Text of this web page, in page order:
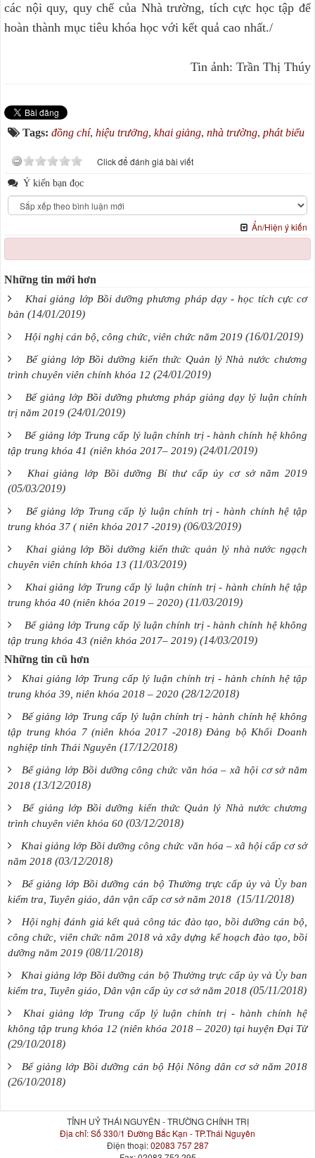
các nội quy, quy chế của Nhà trường, tích cực học tập để
hoàn thành mục tiêu khóa học với kết quả cao nhất./
Tin ảnh: Trần Thị Thúy
Tags: đồng chí, hiệu trưởng, khai giảng, nhà trường, phát biểu
Click để đánh giá bài viết
Ý kiến bạn đọc
Ẩn/Hiện ý kiến
Những tin mới hơn
Khai giảng lớp Bồi dưỡng phương pháp dạy - học tích cực cơ
bản (14/01/2019)
Hội nghị cán bộ, công chức, viên chức năm 2019 (16/01/2019)
Bế giảng lớp Bồi dưỡng kiến thức Quản lý Nhà nước chương
trình chuyên viên chính khóa 12 (24/01/2019)
Bế giảng lớp Bồi dưỡng phương pháp giảng dạy lý luận chính
trị năm 2019 (24/01/2019)
Bế giảng lớp Trung cấp lý luận chính trị - hành chính hệ không
tập trung khóa 41 (niên khóa 2017– 2019) (24/01/2019)
Khai giảng lớp Bồi dưỡng Bí thư cấp ủy cơ sở năm 2019
(05/03/2019)
Bế giảng lớp Trung cấp lý luận chính trị - hành chính hệ tập
trung khóa 37 ( niên khóa 2017 -2019) (06/03/2019)
Khai giảng lớp Bồi dưỡng kiến thức quản lý nhà nước ngạch
chuyên viên chính khóa 13 (11/03/2019)
Khai giảng lớp Trung cấp lý luận chính trị - hành chính hệ tập
trung khóa 40 (niên khóa 2019 – 2020) (11/03/2019)
Bế giảng lớp Trung cấp lý luận chính trị - hành chính hệ không
tập trung khóa 43 (niên khóa 2017– 2019) (14/03/2019)
Những tin cũ hơn
Khai giảng lớp Trung cấp lý luận chính trị - hành chính hệ tập
trung khóa 39, niên khóa 2018 – 2020 (28/12/2018)
Bế giảng lớp Trung cấp lý luận chính trị - hành chính hệ không
tập trung khóa 7 (niên khóa 2017 -2018) Đảng bộ Khối Doanh
nghiệp tỉnh Thái Nguyên (17/12/2018)
Bế giảng lớp Bồi dưỡng công chức văn hóa – xã hội cơ sở năm
2018 (13/12/2018)
Bế giảng lớp Bồi dưỡng kiến thức Quản lý Nhà nước chương
trình chuyên viên khóa 60 (03/12/2018)
Khai giảng lớp Bồi dưỡng công chức văn hóa – xã hội cấp cơ sở
năm 2018 (03/12/2018)
Bế giảng lớp Bồi dưỡng cán bộ Thường trực cấp ủy và Ủy ban
kiểm tra, Tuyên giáo, dân vận cấp cơ sở năm 2018 (15/11/2018)
Hội nghị đánh giá kết quả công tác đào tạo, bồi dưỡng cán bộ,
công chức, viên chức năm 2018 và xây dựng kế hoạch đào tạo, bồi
dưỡng năm 2019 (08/11/2018)
Khai giảng lớp Bồi dưỡng cán bộ Thường trực cấp ủy và Ủy ban
kiểm tra, Tuyên giáo, Dân vận cấp ủy cơ sở năm 2018 (05/11/2018)
Khai giảng lớp Trung cấp lý luận chính trị - hành chính hệ
không tập trung khóa 12 (niên khóa 2018 – 2020) tại huyện Đại Từ
(29/10/2018)
Bế giảng lớp Bồi dưỡng cán bộ Hội Nông dân cơ sở năm 2018
(26/10/2018)
TỈNH UỶ THÁI NGUYÊN - TRƯỜNG CHÍNH TRỊ
Địa chỉ:Số 330/1 Đường Bắc Kạn - TP.Thái Nguyên
Điện thoại:02083 757 287